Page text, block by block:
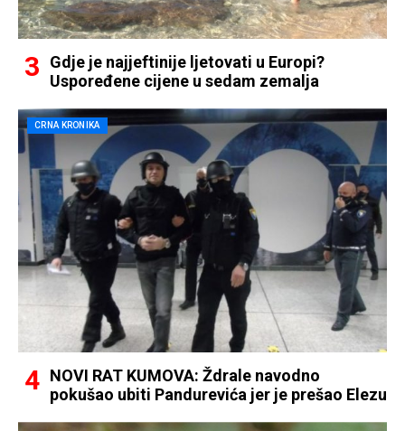
Gdje je najjeftinije ljetovati u Europi?
Uspoređene cijene u sedam zemalja
CRNA KRONIKA
NOVI RAT KUMOVA: Ždrale navodno
pokušao ubiti Pandurevića jer je prešao Elezu